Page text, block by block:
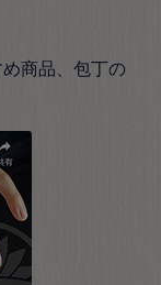
商品、包丁の